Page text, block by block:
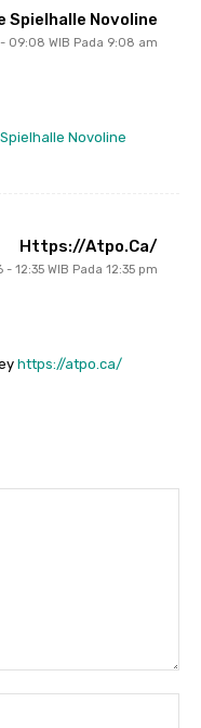
Spielhalle Novoline
09:08 WIB Pada 9:08 am
Novoline
Https://atpo.ca/
12:35 WIB Pada 12:35 pm
https://atpo.ca/